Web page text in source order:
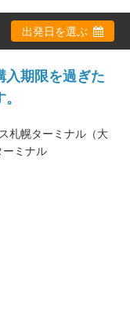
出発日を選ぶ
入期限を過ぎた
札幌ターミナル（大
ーミナル